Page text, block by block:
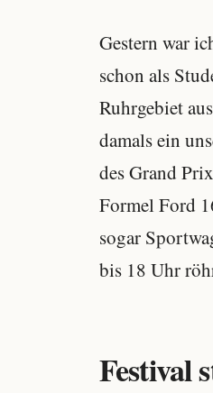
Gestern war
schon als
Ruhrgebiet
damals ein
des Grand
Formel Ford
sogar
bis 18 Uhr
Festival